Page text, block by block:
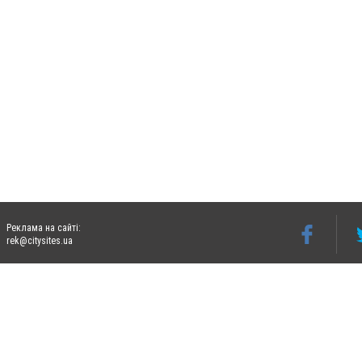
Реклама на сайті:
rek@citysites.ua